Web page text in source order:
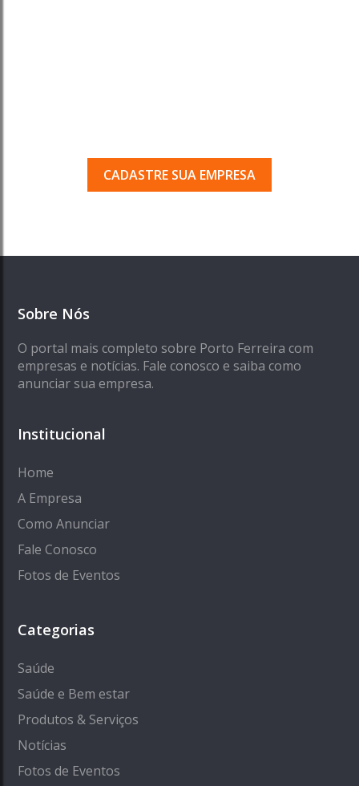
CADASTRE SUA EMPRESA
Sobre Nós
O portal mais completo sobre Porto Ferreira com
empresas e notícias. Fale conosco e saiba como
anunciar sua empresa.
Institucional
Home
A Empresa
Como Anunciar
Fale Conosco
Fotos de Eventos
Categorias
Saúde
Saúde e Bem estar
Produtos & Serviços
Notícias
Fotos de Eventos